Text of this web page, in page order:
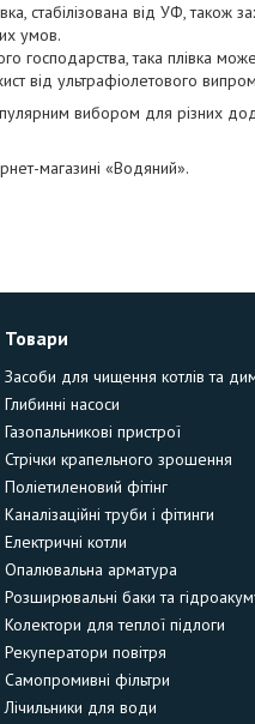
стабілізована від УФ,
умов.
господарства, така плівка
від ультрафіолетового
вибором для різних
магазині «Водяний».
Товари
Засоби для чищення котлів та
Глибинні насоси
Газопальникові пристрої
Стрічки крапельного зрошення
Поліетиленовий фітінг
Каналізаційні труби і фітинги
Електричні котли
Опалювальна арматура
Розширювальні баки та
Колектори для теплої підлоги
Рекуператори повітря
Самопромивні фільтри
Лічильники для води